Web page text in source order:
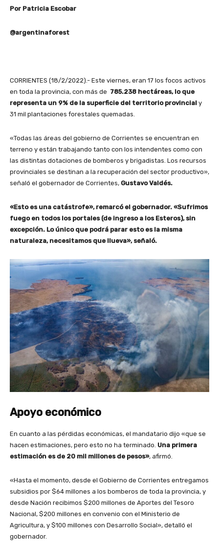
Por Patricia Escobar
@argentinaforest
CORRIENTES (18/2/2022).- Este viernes, eran 17 los focos activos
en toda la provincia, con más de 785.238 hectáreas, lo que
representa un 9% de la superficie del territorio provincial y
31 mil plantaciones forestales quemadas.
«Todas las áreas del gobierno de Corrientes se encuentran en
terreno y están trabajando tanto con los intendentes como con
las distintas dotaciones de bomberos y brigadistas. Los recursos
provinciales se destinan a la recuperación del sector productivo»,
señaló el gobernador de Corrientes, Gustavo Valdés.
«Esto es una catástrofe», remarcó el gobernador. «Sufrimos
fuego en todos los portales (de ingreso a los Esteros), sin
excepción. Lo único que podrá parar esto es la misma
naturaleza, necesitamos que llueva», señaló.
Apoyo económico
En cuanto a las pérdidas económicas, el mandatario dijo «que se
hacen estimaciones, pero esto no ha terminado. Una primera
estimación es de 20 mil millones de pesos», afirmó.
«Hasta el momento, desde el Gobierno de Corrientes entregamos
subsidios por $64 millones a los bomberos de toda la provincia, y
desde Nación recibimos $200 millones de Aportes del Tesoro
Nacional, $200 millones en convenio con el Ministerio de
Agricultura, y $100 millones con Desarrollo Social», detalló el
gobernador.